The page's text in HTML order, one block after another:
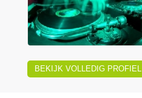
BEKIJK VOLLEDIG PROFIEL